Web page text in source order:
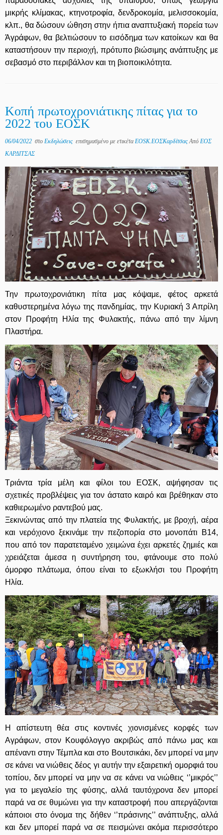
μικρής κλίμακας, κτηνοτροφία, δενδροκομία, μελισσοκομία,
κλπ., θα δώσουν ώθηση στην ήπια αναπτυξιακή πορεία των
Άγράφων, θα βελτιώσουν το εισόδημα των κατοίκων και θα
καταστήσουν την περιοχή, πρότυπο βιώσιμης ανάπτυξης με
σεβασμό στο περιβάλλον και τη βιοποικιλότητα.
Κοπή πρωτοχρονιάτικης πίτας για το
2022 του ΕΟΣΚ
06/04/2022 στο Εκδηλώσεις επισημασμένο με ετικέτα EOSK.ΕΟΣΚαρδίτσας Από ΕΟΣ
ΚΑΡΔΙΤΣΑΣ
Την πρωτοχρονιάτικη πίτα μας κόψαμε, φέτος αρκετά
καθυστερημένα λόγω της πανδημίας, την Κυριακή 3 Απρίλη
στον Προφήτη Ηλία της Φυλακτής, πάνω από την λίμνη
Πλαστήρα.
Τριάντα τρία μέλη και φίλοι του ΕΟΣΚ, αψήφησαν τις
σχετικές προβλέψεις για τον άστατο καιρό και βρέθηκαν στο
καθιερωμένο ραντεβού μας.
Ξεκινώντας από την πλατεία της Φυλακτής, με βροχή, αέρα
και νερόχιονο ξεκινάμε την πεζοπορία στο μονοπάτι Β14,
που από τον παρατεταμένο χειμώνα έχει αρκετές ζημιές και
χρειάζεται άμεσα η συντήρηση του, φτάνουμε στο πολύ
όμορφο πλάτωμα, όπου είναι το εξωκλήσι του Προφήτη
Ηλία.
Η απίστευτη θέα στις κοντινές χιονισμένες κορφές των
Αγράφων, στον Κουφόλογγο ακριβώς από πάνω μας και
απέναντι στην Τέμπλα και στο Βουτσικάκι, δεν μπορεί να μην
σε κάνει να νιώθεις δέος γι αυτήν την εξαιρετική ομορφιά του
τοπίου, δεν μπορεί να μην να σε κάνει να νιώθεις ‘’μικρός’’
για το μεγαλείο της φύσης, αλλά ταυτόχρονα δεν μπορεί
παρά να σε θυμώνει για την καταστροφή που απεργάζονται
κάποιοι στο όνομα της δήθεν ‘’πράσινης’’ ανάπτυξης, αλλά
και δεν μπορεί παρά να σε πεισμώνει ακόμα περισσότερο